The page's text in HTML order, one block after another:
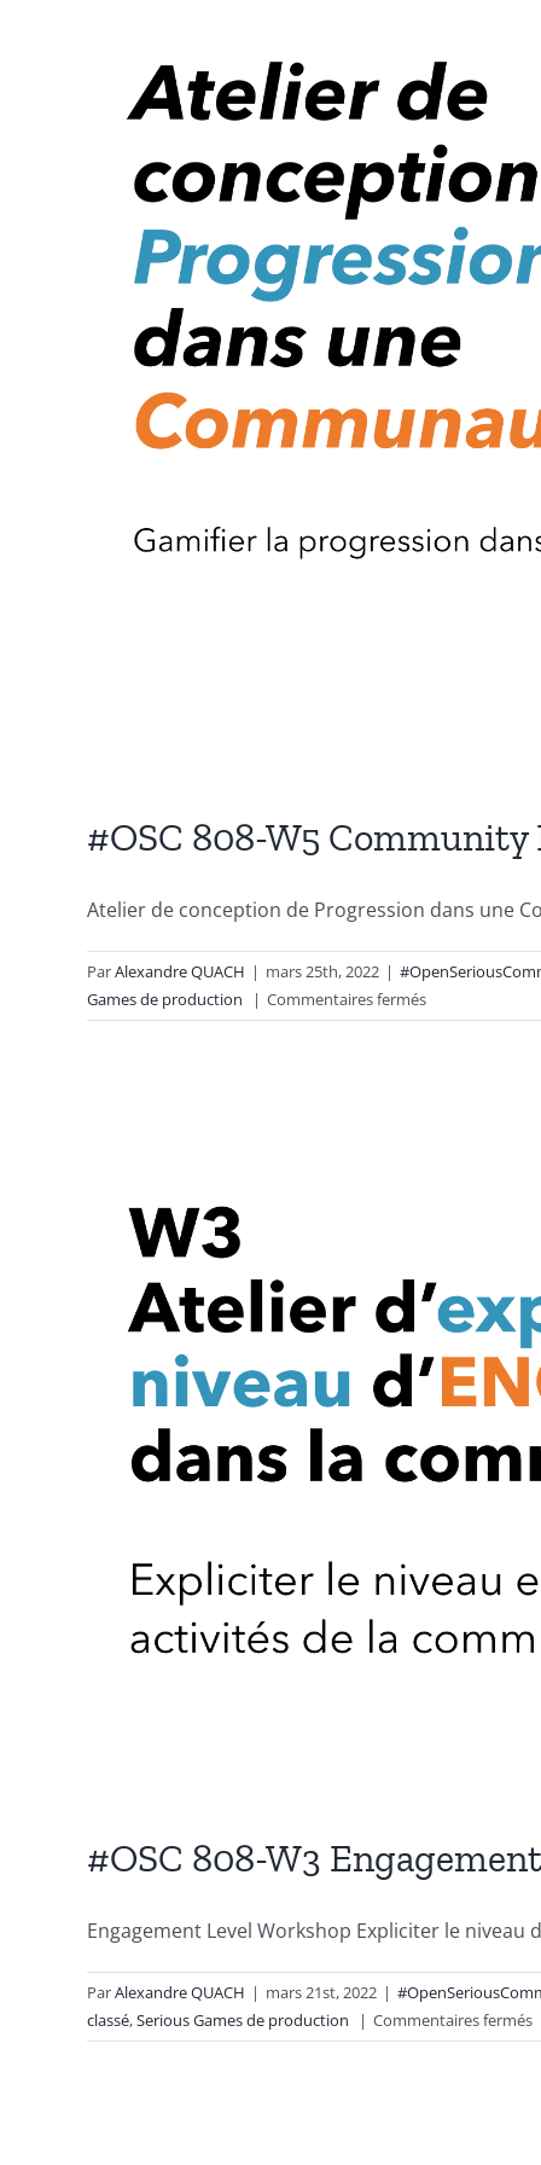
#OSC 808-W5 Community
Atelier de conception de Progression dans une
ParAlexandre QUACH | mars 25th, 2022 |
Games de production
| Commentaires ferméssur
#OSC
#OSC 808-W3
Engagement Level Workshop Expliciter le niveau
ParAlexandre QUACH | mars 21st, 2022 |
classé,Serious Games de production | Commentaires fermés